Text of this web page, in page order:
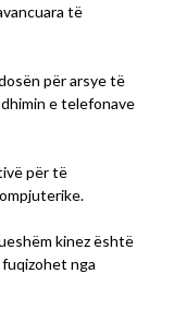
të
për arsye të
e telefonave
për të
kinez është
nga